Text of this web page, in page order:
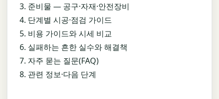
준비물 — 공구·자재·안전장비
단계별 시공·점검 가이드
비용 가이드와 시세 비교
실패하는 흔한 실수와 해결책
자주 묻는 질문(FAQ)
관련 정보·다음 단계